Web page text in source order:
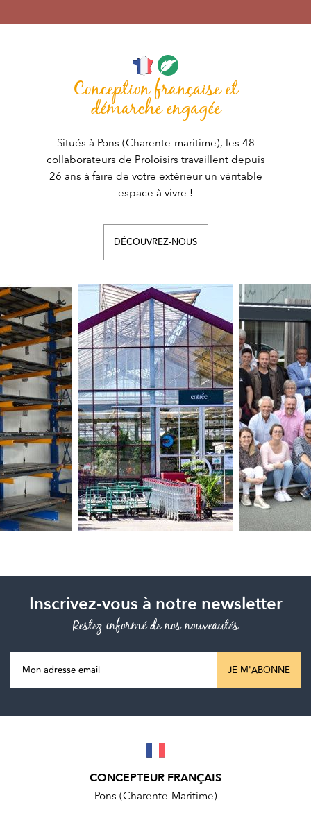
Conception française et
démarche engagée
Situés à Pons (Charente-maritime), les 48
collaborateurs de Proloisirs travaillent depuis
26 ans à faire de votre extérieur un véritable
espace à vivre !
DÉCOUVREZ-NOUS
Inscrivez-vous à notre newsletter
Restez informé de nos nouveautés
JE M'ABONNE
CONCEPTEUR FRANÇAIS
Pons (Charente-Maritime)